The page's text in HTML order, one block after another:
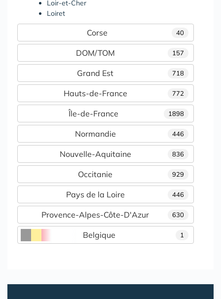
Loir-et-Cher
Loiret
40
Corse
157
DOM/TOM
718
Grand Est
772
Hauts-de-France
1898
Île-de-France
446
Normandie
836
Nouvelle-Aquitaine
929
Occitanie
446
Pays de la Loire
630
Provence-Alpes-Côte-D'Azur
Belgique 1